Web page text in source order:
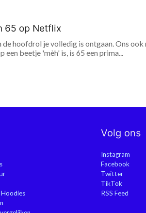
65 op Netflix
hoofdrol je volledig is ontgaan. Ons ook
beetje 'mèh' is, is 65 een prima...
Volg ons
Instagram
Facebook
Twitter
TikTok
RSS Feed